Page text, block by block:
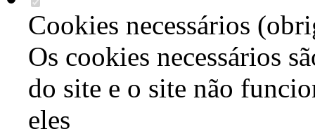
Cookies necessários
Os cookies necessários
do site e o site não
eles